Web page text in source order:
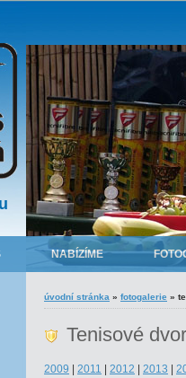
NABÍZÍME
úvodní stránka » fotogalerie »
Tenisové
2009 2011 2012 2013